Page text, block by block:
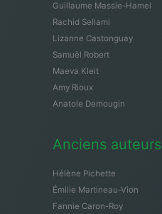
Guillaume Massie-Hamel
Rachid Sellami
Lizanne Castonguay
Samuël Robert
Maeva Kleit
Amy Rioux
Anatole Demougin
Anciens auteurs
Hélène Pichette
Émilie Martineau-Vion
Fannie Caron-Roy